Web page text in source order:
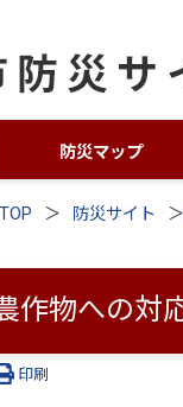
防災マップ
防災サイト
作物への対
印刷